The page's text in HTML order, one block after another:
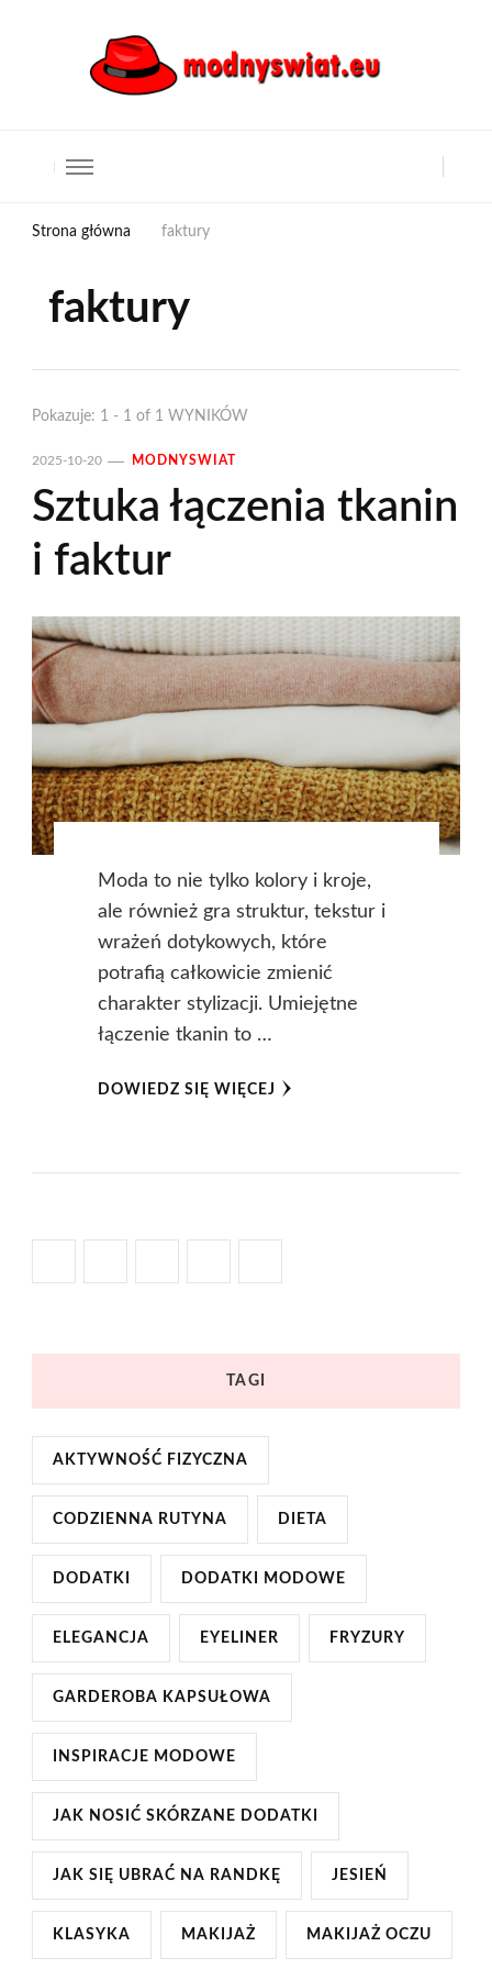
Strona główna faktury
faktury
Pokazuje: 1 - 1 of 1 WYNIKÓW
2025-10-20 MODNYSWIAT
Sztuka łączenia tkanin
i faktur
Moda to nie tylko kolory i kroje,
ale również gra struktur, tekstur i
wrażeń dotykowych, które
potrafią całkowicie zmienić
charakter stylizacji. Umiejętne
łączenie tkanin to …
DOWIEDZ SIĘ WIĘCEJ
TAGI
AKTYWNOŚĆ FIZYCZNA
CODZIENNA RUTYNA DIETA
DODATKI DODATKI MODOWE
ELEGANCJA EYELINER FRYZURY
GARDEROBA KAPSUŁOWA
INSPIRACJE MODOWE
JAK NOSIĆ SKÓRZANE DODATKI
JAK SIĘ UBRAĆ NA RANDKĘ JESIEŃ
KLASYKA MAKIJAŻ MAKIJAŻ OCZU